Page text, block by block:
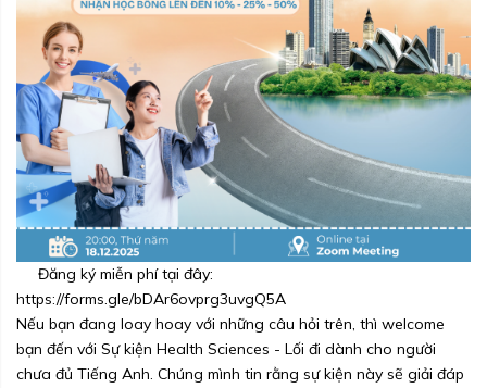
Đăng ký miễn phí tại đây:
https://forms.gle/bDAr6ovprg3uvgQ5A
Nếu bạn đang loay hoay với những câu hỏi trên, thì welcome
bạn đến với Sự kiện Health Sciences - Lối đi dành cho người
chưa đủ Tiếng Anh. Chúng mình tin rằng sự kiện này sẽ giải đáp